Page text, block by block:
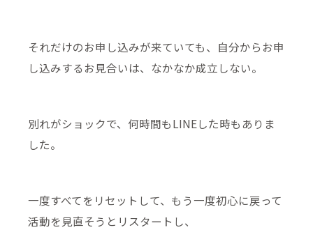
それだけのお申し込みが来ていても、自分からお申
し込みするお見合いは、なかなか成立しない。
別れがショックで、何時間もLINEした時もありま
した。
一度すべてをリセットして、もう一度初心に戻って
活動を見直そうとリスタートし、